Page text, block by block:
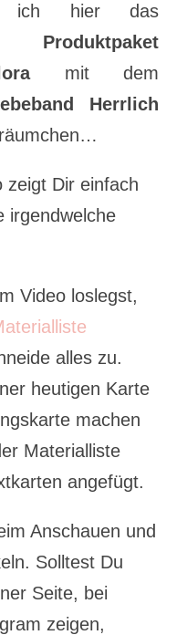
ich hier das
Produktpaket
mit dem
Herrlich
zeigt Dir einfach
irgendwelche
Video loslegst,
alles zu.
heutigen Karte
machen
Materialliste
angefügt.
Anschauen und
Solltest Du
Seite, bei
zeigen,